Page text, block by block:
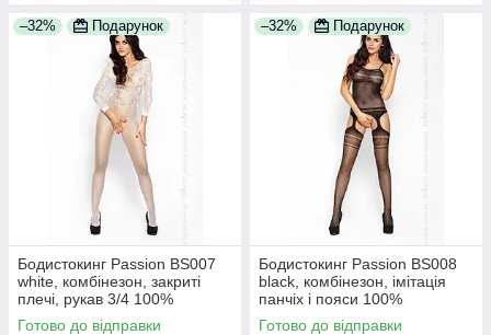
–32% Подарунок
Бодистокинг Passion BS007
white, комбінезон, закриті
плечі, рукав 3/4 100%
Анонімності
Готово до відправки
–32% Подарунок
Бодистокинг Passion BS008
black, комбінезон, імітація
панчіх і пояси 100%
Анонімності
Готово до відправки